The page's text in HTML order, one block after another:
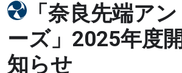
Image「奈良先端ア
ーズ」2025年度
知らせ